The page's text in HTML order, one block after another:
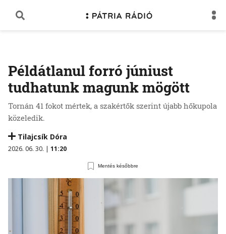
Példátlanul forró júniust
tudhatunk magunk mögött
Tornán 41 fokot mértek, a szakértők szerint újabb hőkupola
közeledik.
Tilajcsík Dóra
2026. 06. 30. | 11:20
Mentés későbbre